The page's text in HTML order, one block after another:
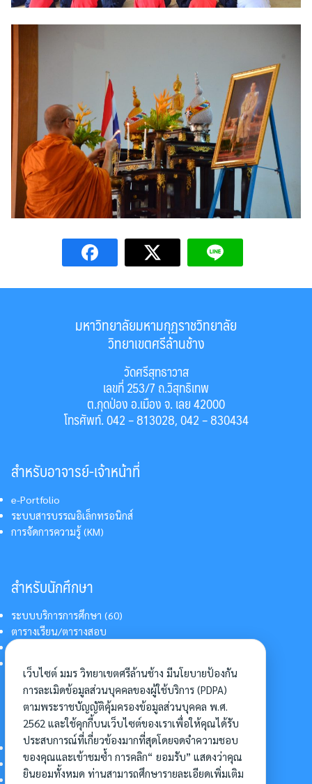
มหาวิทยาลัยมหามกุฏราชวิทยาลัย
วิทยาเขตศรีล้านช้าง
วัดศรีสุทธาวาส
เลขที่ 253/7 ถ.วิสุทธิเทพ
ต.กุดป่อง อ.เมือง จ. เลย 42000
โทรศัพท์. 042 – 813028, 042 – 830434
สำหรับอาจารย์-เจ้าหน้าที่
e-Portfolio
ระบบสารบรรณอิเล็กทรอนิกส์
การจัดการความรู้ (KM)
สำหรับนักศึกษา
ระบบบริการการศึกษา (60)
ตารางเรียน/ตารางสอบ
การแต่งกายนักศึกษา
อื่นๆ
การเข้าศึกษาต่อ
ดาวน์โหลดแบบฟอร์ม
การบริหารจัดการโครงการ
เว็บไซต์ มมร วิทยาเขตศรีล้านช้าง มีนโยบายป้องกัน
การละเมิดข้อมูลส่วนบุคคลของผู้ใช้บริการ (PDPA)
ตามพระราชบัญญัติคุ้มครองข้อมูลส่วนบุคคล พ.ศ.
2562 และใช้คุกกี้บนเว็บไซต์ของเราเพื่อให้คุณได้รับ
ประสบการณ์ที่เกี่ยวข้องมากที่สุดโดยจดจำความชอบ
ของคุณและเข้าชมซ้ำ การคลิก“ ยอมรับ” แสดงว่าคุณ
ยินยอมทั้งหมด ท่านสามารถศึกษารายละเอียดเพิ่มเติม